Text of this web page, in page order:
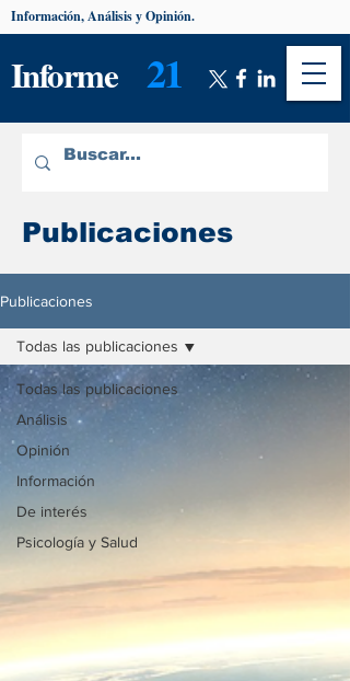
Informe 21
Información, Análisis y Opinión.
Publicaciones
Publicaciones
Todas las publicaciones
Análisis
Opinión
Información
De interés
Psicología y Salud
Todas las publicaciones